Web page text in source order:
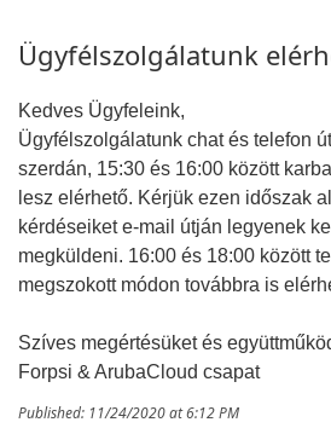
Ügyfélszolgálatunk
Kedves Ügyfeleink,
Ügyfélszolgálatunk chat és telefon
szerdán, 15:30 és 16:00 között
lesz elérhető. Kérjük ezen időszak
kérdéseiket e-mail útján legyenek
megküldeni. 16:00 és 18:00 között
megszokott módon továbbra is
Szíves megértésüket és
Forpsi & ArubaCloud csapat
Published: 11/24/2020 at 6:12 PM